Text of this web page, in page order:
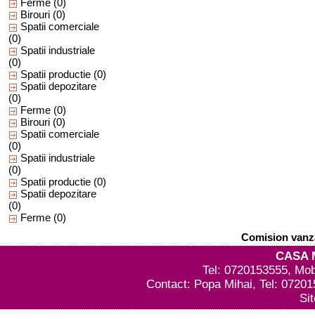
Ferme (0)
Birouri (0)
Spatii comerciale
(0)
Spatii industriale
(0)
Spatii productie (0)
Spatii depozitare
(0)
Ferme (0)
Birouri (0)
Spatii comerciale
(0)
Spatii industriale
(0)
Spatii productie (0)
Spatii depozitare
(0)
Ferme (0)
Comision
CASA
Tel: 0720153555,
Contact: Popa Mihai, Tel: